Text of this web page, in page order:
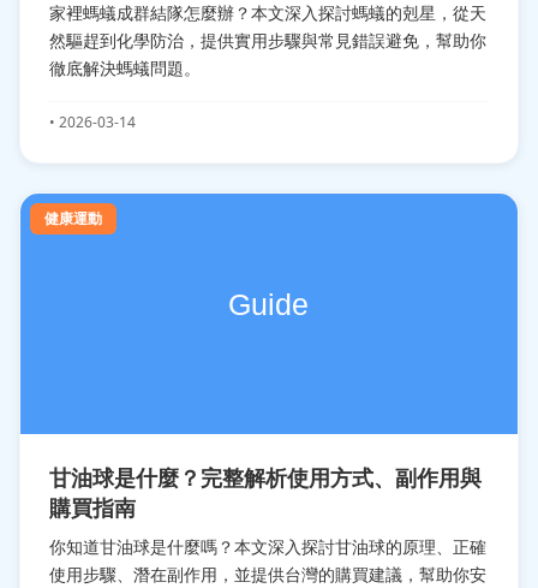
家裡螞蟻成群結隊怎麼辦？本文深入探討螞蟻的剋星，從天
然驅趕到化學防治，提供實用步驟與常見錯誤避免，幫助你
徹底解決螞蟻問題。
• 2026-03-14
健康運動
甘油球是什麼？完整解析使用方式、副作用與
購買指南
你知道甘油球是什麼嗎？本文深入探討甘油球的原理、正確
使用步驟、潛在副作用，並提供台灣的購買建議，幫助你安